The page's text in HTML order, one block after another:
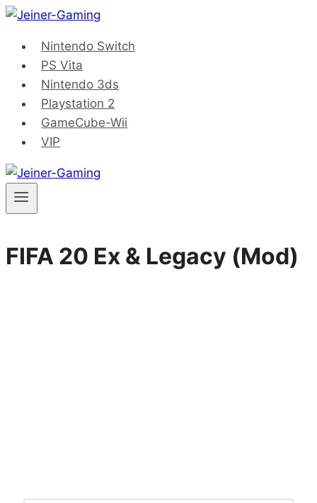
Saltar
contenidoNintendo Switch
PS Vita
Nintendo 3ds
Playstation 2
GameCube-Wii
VIP
FIFA 20 Ex & Legacy (Mod)